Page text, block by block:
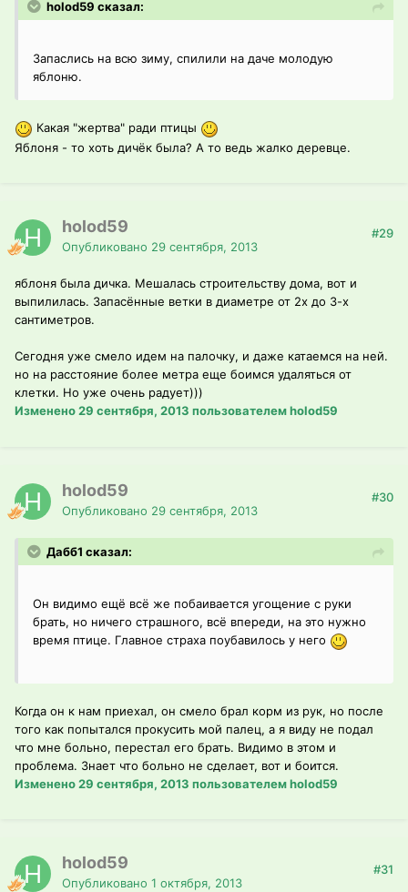
holod59 сказал:
Запаслись на всю зиму, спилили на даче молодую
яблоню.
Какая "жертва" ради птицы
Яблоня - то хоть дичёк была? А то ведь жалко деревце.
holod59
Опубликовано 29 сентября, 2013
#29
яблоня была дичка. Мешалась строительству дома, вот и
выпилилась. Запасённые ветки в диаметре от 2х до 3-х
сантиметров.
Сегодня уже смело идем на палочку, и даже катаемся на ней.
но на расстояние более метра еще боимся удаляться от
клетки. Но уже очень радует)))
Изменено29 сентября, 2013 пользователем holod59
holod59
Опубликовано 29 сентября, 2013
#30
Дабб1 сказал:
Он видимо ещё всё же побаивается угощение с руки
брать, но ничего страшного, всё впереди, на это нужно
время птице. Главное страха поубавилось у него
Когда он к нам приехал, он смело брал корм из рук, но после
того как попытался прокусить мой палец, а я виду не подал
что мне больно, перестал его брать. Видимо в этом и
проблема. Знает что больно не сделает, вот и боится.
Изменено29 сентября, 2013 пользователем holod59
holod59
Опубликовано 1 октября, 2013
#31